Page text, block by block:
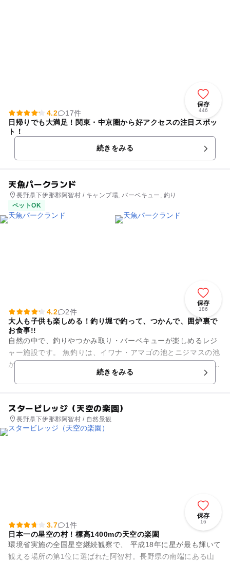
保存
446
4.2
17件
日帰りでも大満足！関東・中京圏から好アクセスの注目スポッ
ト！
続きをみる
天魚パークランド
長野県下伊那郡阿智村 / キャンプ場, バーベキュー, 釣り
ペットOK
保存
186
4.2
2件
大人も子供も楽しめる！釣り堀で釣って、つかんで、囲炉裏で
お食事!!
自然の中で、釣りやつかみ取り・バーベキューが楽しめるレジ
ャー施設です。 魚釣りは、イワナ・アマゴの池とニジマスの池
があり、釣った魚は囲炉裏で焼いて食べることもできます。 つ
続きをみる
スタービレッジ（天空の楽園）
長野県下伊那郡阿智村 / 自然景観
保存
16
3.7
1件
日本一の星空の村！標高1400mの天空の楽園
環境省実施の全国星空継続観察で、 平成18年に星が最も輝いて
観える場所の第1位に選ばれた阿智村。長野県の南端にある山